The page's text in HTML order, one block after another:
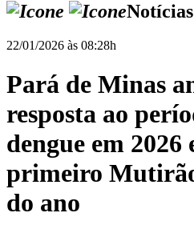
Notícias
22/01/2026 às 08:28h
Pará de Minas
resposta ao
dengue em 2026
primeiro
do ano